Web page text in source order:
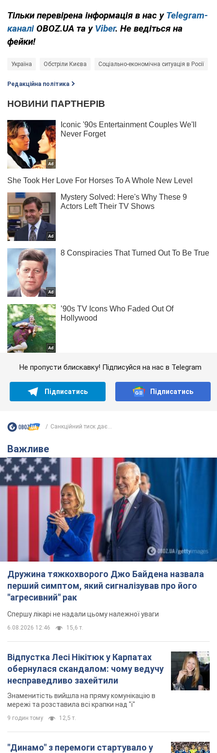
Тільки перевірена інформація в нас у Telegram-
каналі OBOZ.UA та у Viber. Не ведіться на
фейки!
Україна Обстріли Києва Соціально-економічна ситуація в Росії
Редакційна політика
Не пропусти блискавку! Підписуйся на нас в Telegram
Підписатись Підписатись
Санкційний тиск дає...
Важливе
Дружина тяжкохворого Джо Байдена назвала
перший симптом, який сигналізував про його
"агресивний" рак
Спершу лікарі не надали цьому належної уваги
6.08.2026 12:46 15,6 т.
Відпустка Лесі Нікітюк у Карпатах
обернулася скандалом: чому ведучу
несправедливо захейтили
Знаменитість вийшла на пряму комунікацію в
мережі та розставила всі крапки над "і"
9 годин тому 12,5 т.
"Динамо" з перемоги стартувало у